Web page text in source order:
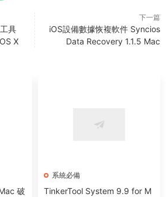
具
X
下一篇
iOS設備數據恢複軟件 Syncios
Data Recovery 1.1.5 Mac
破
系統必備
TinkerTool System 9.9 for M